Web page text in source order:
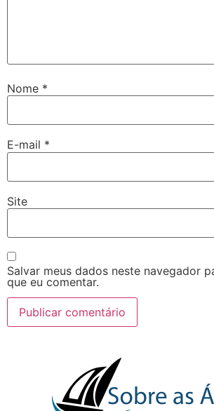
Nome *
E-mail *
Site
Salvar meus dados neste navegador
que eu comentar.